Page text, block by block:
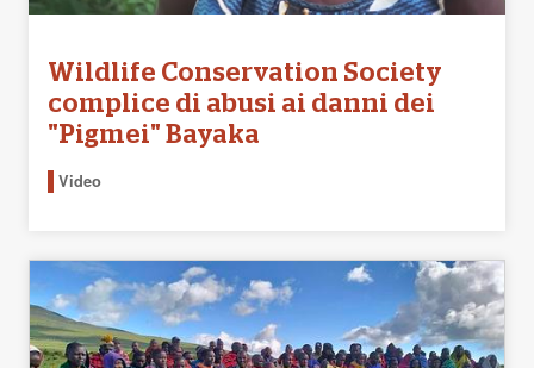
Wildlife Conservation Society
complice di abusi ai danni dei
"Pigmei" Bayaka
Video